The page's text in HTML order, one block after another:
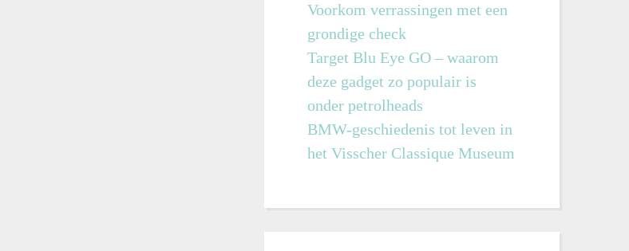
Voorkom verrassingen met een
grondige check
Target Blu Eye GO – waarom
deze gadget zo populair is
onder petrolheads
BMW-geschiedenis tot leven in
het Visscher Classique Museum